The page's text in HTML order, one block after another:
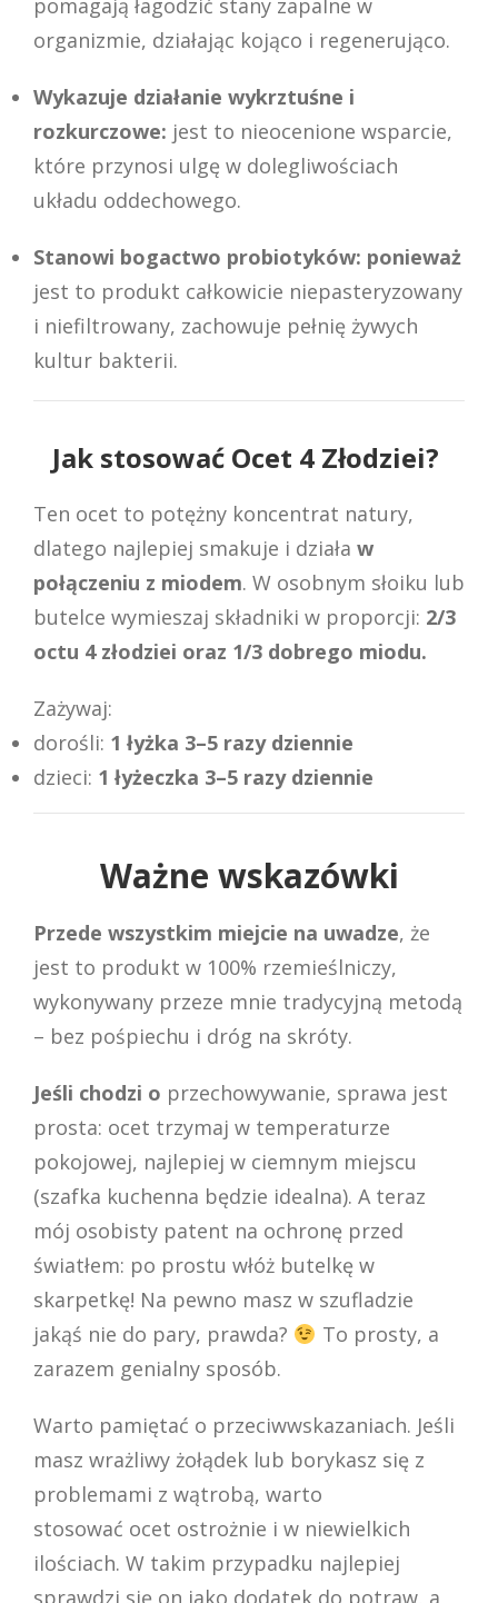
pomagają łagodzić stany zapalne w
organizmie, działając kojąco i regenerująco.
Wykazuje działanie wykrztuśne i
rozkurczowe: jest to nieocenione wsparcie,
które przynosi ulgę w dolegliwościach
układu oddechowego.
Stanowi bogactwo probiotyków: ponieważ
jest to produkt całkowicie niepasteryzowany
i niefiltrowany, zachowuje pełnię żywych
kultur bakterii.
Jak stosować Ocet 4 Złodziei?
Ten ocet to potężny koncentrat natury,
dlatego najlepiej smakuje i działa w
połączeniu z miodem. W osobnym słoiku lub
butelce wymieszaj składniki w proporcji: 2/3
octu 4 złodziei oraz 1/3 dobrego miodu.
Zażywaj:
dorośli: 1 łyżka 3–5 razy dziennie
dzieci: 1 łyżeczka 3–5 razy dziennie
Ważne wskazówki
Przede wszystkim miejcie na uwadze, że
jest to produkt w 100% rzemieślniczy,
wykonywany przeze mnie tradycyjną metodą
– bez pośpiechu i dróg na skróty.
Jeśli chodzi o przechowywanie, sprawa jest
prosta: ocet trzymaj w temperaturze
pokojowej, najlepiej w ciemnym miejscu
(szafka kuchenna będzie idealna). A teraz
mój osobisty patent na ochronę przed
światłem: po prostu włóż butelkę w
skarpetkę! Na pewno masz w szufladzie
jakąś nie do pary, prawda?
To prosty, a
zarazem genialny sposób.
Warto pamiętać o przeciwwskazaniach. Jeśli
masz wrażliwy żołądek lub borykasz się z
problemami z wątrobą, warto
stosować ocet ostrożnie i w niewielkich
ilościach. W takim przypadku najlepiej